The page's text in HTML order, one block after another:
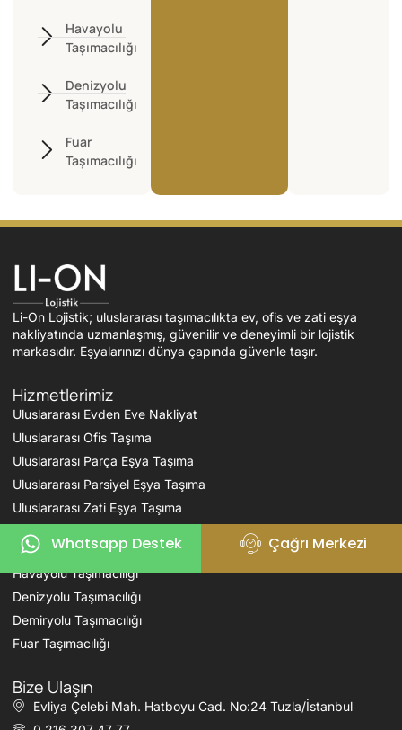
Havayolu
Taşımacılığı
Denizyolu
Taşımacılığı
Fuar
Taşımacılığı
Li-On Lojistik; uluslararası taşımacılıkta ev, ofis ve zati eşya
nakliyatında uzmanlaşmış, güvenilir ve deneyimli bir lojistik
markasıdır. Eşyalarınızı dünya çapında güvenle taşır.
Hizmetlerimiz
Uluslararası Evden Eve Nakliyat
Uluslararası Ofis Taşıma
Uluslararası Parça Eşya Taşıma
Uluslararası Parsiyel Eşya Taşıma
Uluslararası Zati Eşya Taşıma
Karayolu Taşımacılığı
Havayolu Taşımacılığı
Denizyolu Taşımacılığı
Demiryolu Taşımacılığı
Fuar Taşımacılığı
Bize Ulaşın
Evliya Çelebi Mah. Hatboyu Cad. No:24 Tuzla/İstanbul
Whatsapp Destek Çağrı Merkezi